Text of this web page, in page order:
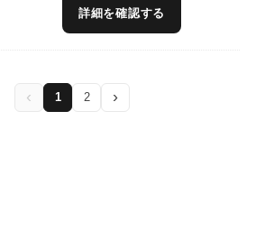
詳細を確認する
‹ 1 2 ›